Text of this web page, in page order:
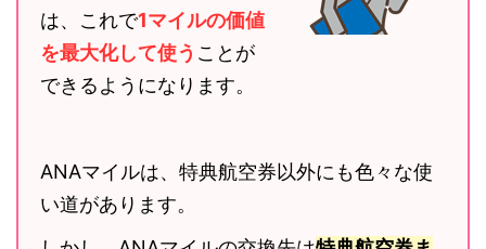
は、これで1マイルの価値
を最大化して使う ことが
できるようになります。
ANAマイルは、特典航空券以外にも色々な使
い道があります。